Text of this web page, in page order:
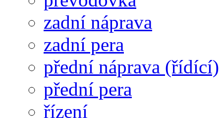
zadní náprava
zadní pera
přední náprava (řídící)
přední pera
řízení